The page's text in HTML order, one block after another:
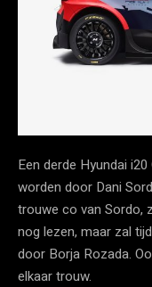
Een derde Hyundai
worden door Dani
trouwe co van Sordo,
nog lezen, maar zal
door Borja Rozada.
elkaar trouw.